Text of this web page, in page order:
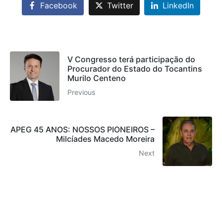
Facebook Twitter LinkedIn
V Congresso terá participação do
Procurador do Estado do Tocantins
Murilo Centeno
Previous
APEG 45 ANOS: NOSSOS PIONEIROS –
Milcíades Macedo Moreira
Next